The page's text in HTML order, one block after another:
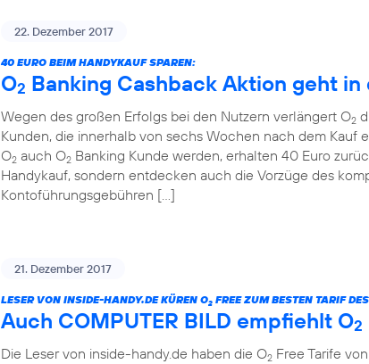
22. Dezember 2017
40 EURO BEIM HANDYKAUF SPAREN:
O2 Banking Cashback Aktion geht in
Wegen des großen Erfolgs bei den Nutzern verlängert O2
Kunden, die innerhalb von sechs Wochen nach dem Kauf
O2 auch O2 Banking Kunde werden, erhalten 40 Euro
Handykauf, sondern entdecken auch die Vorzüge des
Kontoführungsgebühren […]
21. Dezember 2017
LESER VON INSIDE-HANDY.DE KÜREN O2 FREE ZUM BESTEN TARIF
Auch COMPUTER BILD empfiehlt O2
Die Leser von inside-handy.de haben die O2 Free Tarife